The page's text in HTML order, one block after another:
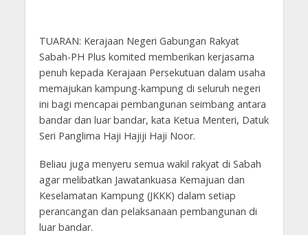
TUARAN: Kerajaan Negeri Gabungan Rakyat
Sabah-PH Plus komited memberikan kerjasama
penuh kepada Kerajaan Persekutuan dalam usaha
memajukan kampung-kampung di seluruh negeri
ini bagi mencapai pembangunan seimbang antara
bandar dan luar bandar, kata Ketua Menteri, Datuk
Seri Panglima Haji Hajiji Haji Noor.
Beliau juga menyeru semua wakil rakyat di Sabah
agar melibatkan Jawatankuasa Kemajuan dan
Keselamatan Kampung (JKKK) dalam setiap
perancangan dan pelaksanaan pembangunan di
luar bandar.